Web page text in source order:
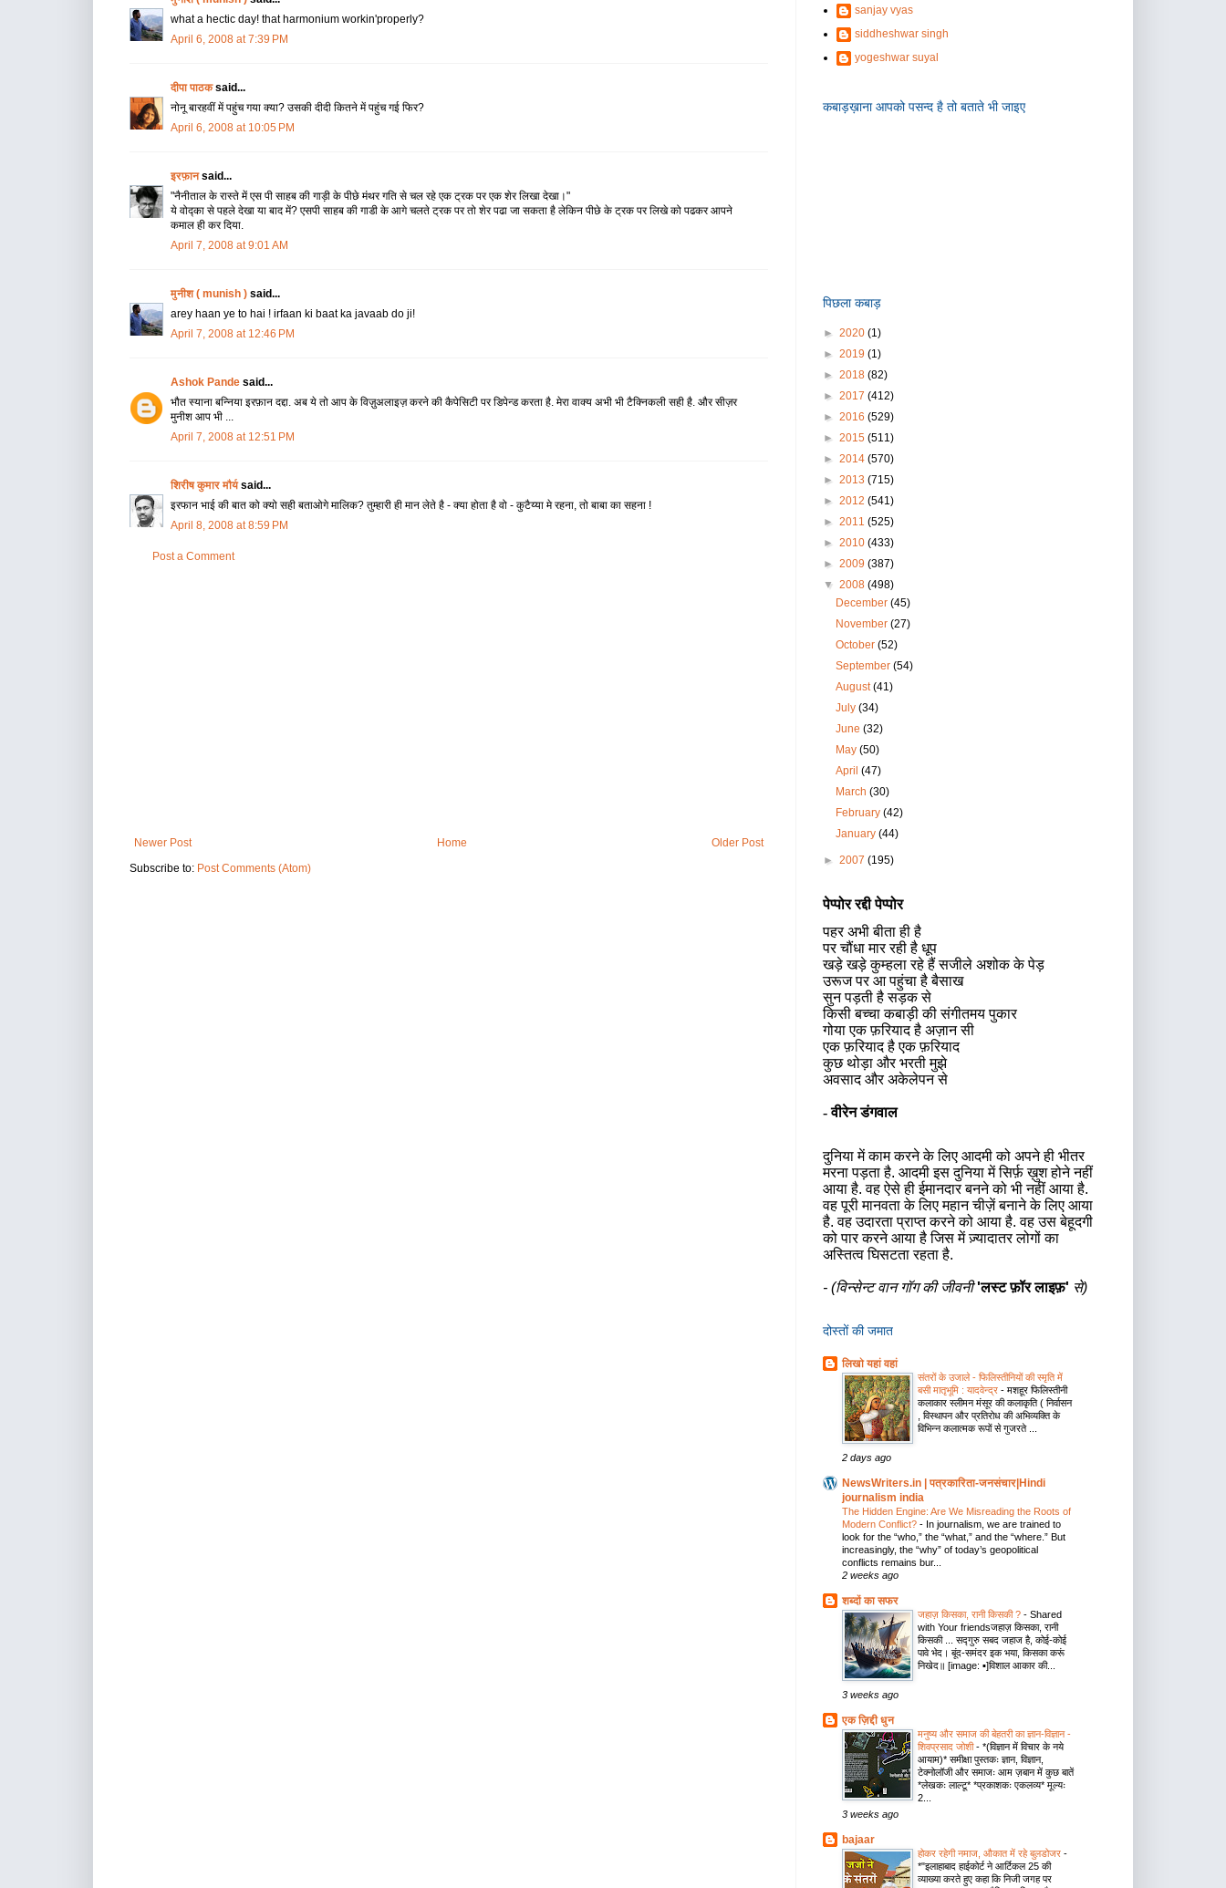
what a hectic day! that harmonium workin'properly?
April 6, 2008 at 7:39 PM
दीपा पाठकsaid...
नोनू बारहवीं में पहुंच गया क्या? उसकी दीदी कितने में पहुंच गई फिर?
April 6, 2008 at 10:05 PM
इरफ़ानsaid...
"नैनीताल के रास्ते में एस पी साहब की गाड़ी के पीछे मंथर गति से चल रहे एक ट्रक पर एक शेर लिखा देखा।"
ये वोद्का से पहले देखा या बाद में? एसपी साहब की गाडी के आगे चलते ट्रक पर तो शेर पढा जा सकता है लेकिन पीछे के ट्रक पर लिखे को पढकर आपने
कमाल ही कर दिया.
April 7, 2008 at 9:01 AM
मुनीश ( munish ) said...
arey haan ye to hai ! irfaan ki baat ka javaab do ji!
April 7, 2008 at 12:46 PM
Ashok Pande said...
भौत स्याना बन्निया इरफ़ान दद्दा. अब ये तो आप के विज़ुअलाइज़ करने की कैपेसिटी पर डिपेन्ड करता है. मेरा वाक्य अभी भी टैक्निकली सही है. और सीज़र
मुनीश आप भी ...
April 7, 2008 at 12:51 PM
शिरीष कुमार मौर्यsaid...
इरफान भाई की बात को क्यो सही बताओगे मालिक? तुम्हारी ही मान लेते है - क्या होता है वो - कुटैय्या मे रहना, तो बाबा का सहना !
April 8, 2008 at 8:59 PM
Post a Comment
Newer Post Older Post
Home
Subscribe to: Post Comments (Atom)
sanjay vyas
siddheshwar singh
yogeshwar suyal
कबाड़ख़ाना आपको पसन्द है तो बताते भी जाइए
पिछला कबाड़
► 2020 (1)
► 2019 (1)
► 2018 (82)
► 2017 (412)
► 2016 (529)
► 2015 (511)
► 2014 (570)
► 2013 (715)
► 2012 (541)
► 2011 (525)
► 2010 (433)
► 2009 (387)
▼ 2008 (498)
December(45)
November(27)
October(52)
September(54)
August(41)
July(34)
June(32)
May(50)
April(47)
March(30)
February(42)
January(44)
► 2007 (195)
पेप्पोर रद्दी पेप्पोर
पहर अभी बीता ही है
पर चौंधा मार रही है धूप
खड़े खड़े कुम्हला रहे हैं सजीले अशोक के पेड़
उरूज पर आ पहुंचा है बैसाख
सुन पड़ती है सड़क से
किसी बच्चा कबाड़ी की संगीतमय पुकार
गोया एक फ़रियाद है अज़ान सी
एक फ़रियाद है एक फ़रियाद
कुछ थोड़ा और भरती मुझे
अवसाद और अकेलेपन से
-वीरेन डंगवाल
दुनिया में काम करने के लिए आदमी को अपने ही भीतर
मरना पड़ता है. आदमी इस दुनिया में सिर्फ़ ख़ुश होने नहीं
आया है. वह ऐसे ही ईमानदार बनने को भी नहीं आया है.
वह पूरी मानवता के लिए महान चीज़ें बनाने के लिए आया
है. वह उदारता प्राप्त करने को आया है. वह उस बेहूदगी
को पार करने आया है जिस में ज़्यादातर लोगों का
अस्तित्व घिसटता रहता है.
- (विन्सेन्ट वान गॉग की जीवनी 'लस्ट फ़ॉर लाइफ़' से)
दोस्तों की जमात
लिखो यहां वहां
संतरों के उजाले - फिलिस्तीनियों की स्मृति में
बसी मातृभूमि : यादवेन्द्र - मशहूर फिलिस्तीनी
कलाकार स्लीमन मंसूर की कलाकृति ( निर्वासन
, विस्थापन और प्रतिरोध की अभिव्यक्ति के
विभिन्न कलात्मक रूपों से गुजरते ...
2 days ago
NewsWriters.in | पत्रकारिता-जनसंचार|Hindi
journalism india
The Hidden Engine: Are We Misreading the Roots of
Modern Conflict? - In journalism, we are trained to
look for the “who,” the “what,” and the “where.” But
increasingly, the “why” of today’s geopolitical
conflicts remains bur...
2 weeks ago
शब्दों का सफर
जहाज़ किसका, रानी किसकी ? - Shared
with Your friendsजहाज़ किसका, रानी
किसकी ... सद्गुरु सबद जहाज है, कोई-कोई
पावे भेद। बूंद-समंदर इक भया, किसका करूं
निखेद॥ [image: ▪️]विशाल आकार की...
3 weeks ago
एक ज़िद्दी धुन
मनुष्य और समाज की बेहतरी का ज्ञान-विज्ञान -
शिवप्रसाद जोशी- *(विज्ञान में विचार के नये
आयाम)* समीक्षा पुस्तकः ज्ञान, विज्ञान,
टेक्नोलॉजी और समाजः आम ज़बान में कुछ बातें
*लेखकः लाल्टू* *प्रकाशकः एकलव्य* मूल्यः
2...
3 weeks ago
bajaar
होकर रहेगी नमाज, औकात में रहे बुलडोजर -
*"इलाहाबाद हाईकोर्ट ने आर्टिकल 25 की
व्याख्या करते हुए कहा कि निजी जगह पर